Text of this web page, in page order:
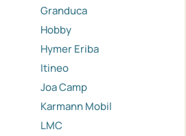
Granduca
Hobby
Hymer Eriba
Itineo
Joa Camp
Karmann Mobil
LMC